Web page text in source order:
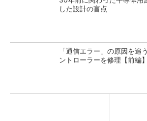
した設計の盲点
「通信エラー」の原因を
ントローラーを修理【前編】